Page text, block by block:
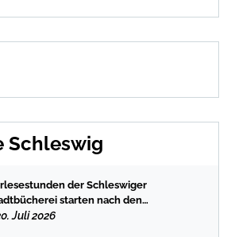
Schleswig
der Schleswiger
starten nach den
mit spannenden
Juli 2026